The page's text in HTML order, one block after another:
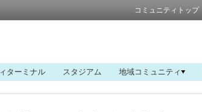
コミュニティトップ
ターミナル スタジアム 地域コミュニティ